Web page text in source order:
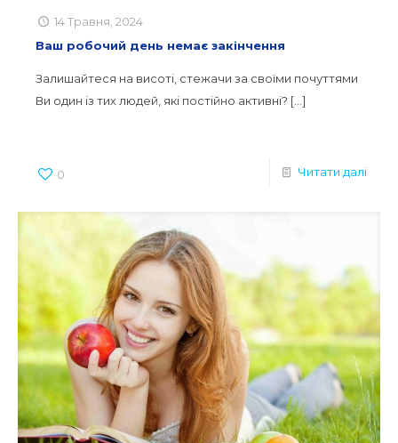
14 Травня, 2024
Ваш робочий день немає закінчення
Залишайтеся на висоті, стежачи за своїми почуттями
Ви один із тих людей, які постійно активні? […]
0 Читати далі